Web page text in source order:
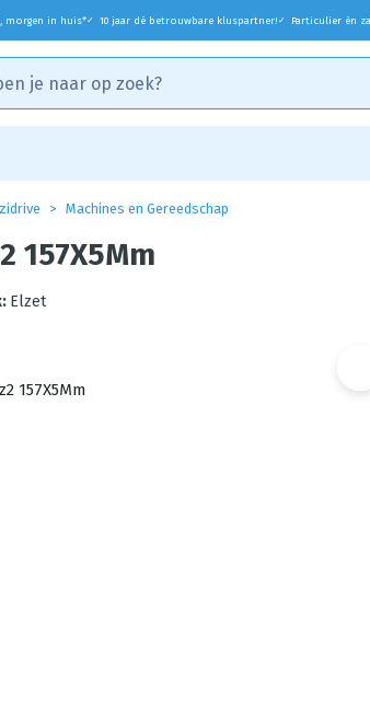
morgen in huis*✓ 10 jaar dé betrouwbare kluspartner! ✓ Particulier én
Machines en Gereedschap
157X5Mm
Elzet